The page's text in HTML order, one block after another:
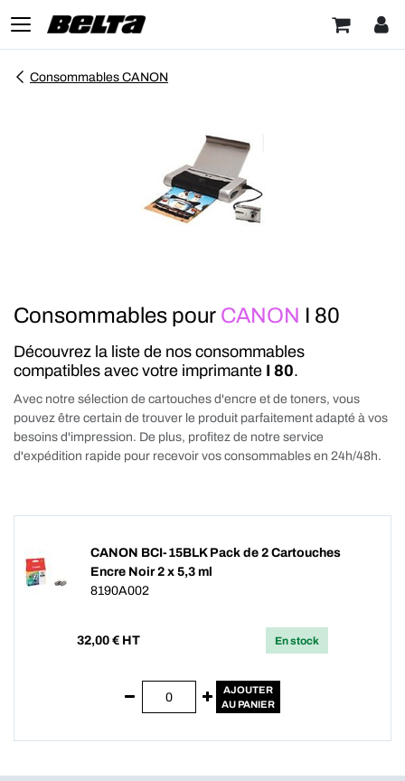
Consommables CANON
Consommables pour CANON I 80
Découvrez la liste de nos consommables
compatibles avec votre imprimante I 80.
Avec notre sélection de cartouches d'encre et de toners, vous
pouvez être certain de trouver le produit parfaitement adapté à vos
besoins d'impression. De plus, profitez de notre service
d'expédition rapide pour recevoir vos consommables en 24h/48h.
CANON BCI-15BLK Pack de 2 Cartouches
Encre Noir 2 x 5,3 ml
8190A002
32,00 € HT En stock
AJOUTER
AU PANIER